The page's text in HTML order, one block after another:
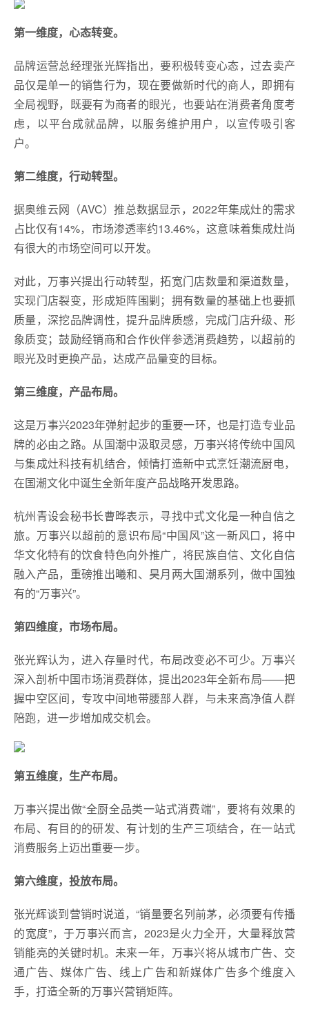
第一维度，心态转变。
品牌运营总经理张光辉指出，要积极转变心态，过去卖产
品仅是单一的销售行为，现在要做新时代的商人，即拥有
全局视野，既要有为商者的眼光，也要站在消费者角度考
虑，以平台成就品牌，以服务维护用户，以宣传吸引客
户。
第二维度，行动转型。
据奥维云网（AVC）推总数据显示，2022年集成灶的需求
占比仅有14%，市场渗透率约13.46%，这意味着集成灶尚
有很大的市场空间可以开发。
对此，万事兴提出行动转型，拓宽门店数量和渠道数量，
实现门店裂变，形成矩阵围剿；拥有数量的基础上也要抓
质量，深挖品牌调性，提升品牌质感，完成门店升级、形
象质变；鼓励经销商和合作伙伴参透消费趋势，以超前的
眼光及时更换产品，达成产品量变的目标。
第三维度，产品布局。
这是万事兴2023年弹射起步的重要一环，也是打造专业品
牌的必由之路。从国潮中汲取灵感，万事兴将传统中国风
与集成灶科技有机结合，倾情打造新中式烹饪潮流厨电，
在国潮文化中诞生全新年度产品战略开发思路。
杭州青设会秘书长曹晔表示，寻找中式文化是一种自信之
旅。万事兴以超前的意识布局“中国风”这一新风口，将中
华文化特有的饮食特色向外推广，将民族自信、文化自信
融入产品，重磅推出曦和、昊月两大国潮系列，做中国独
有的“万事兴”。
第四维度，市场布局。
张光辉认为，进入存量时代，布局改变必不可少。万事兴
深入剖析中国市场消费群体，提出2023年全新布局——把
握中空区间，专攻中间地带腰部人群，与未来高净值人群
陪跑，进一步增加成交机会。
第五维度，生产布局。
万事兴提出做“全厨全品类一站式消费端”，要将有效果的
布局、有目的的研发、有计划的生产三项结合，在一站式
消费服务上迈出重要一步。
第六维度，投放布局。
张光辉谈到营销时说道，“销量要名列前茅，必须要有传播
的宽度”，于万事兴而言，2023是火力全开，大量释放营
销能亮的关键时机。未来一年，万事兴将从城市广告、交
通广告、媒体广告、线上广告和新媒体广告多个维度入
手，打造全新的万事兴营销矩阵。